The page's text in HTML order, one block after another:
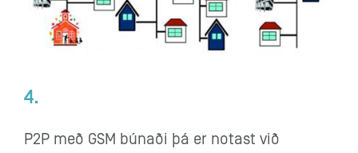
4.
P2P með GSM búnaði þá er notast við